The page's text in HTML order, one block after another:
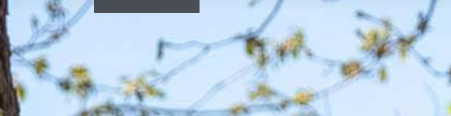
villas < 600 000 euros
villas < 1 000 000 euros
villas > 1 000 000 euros